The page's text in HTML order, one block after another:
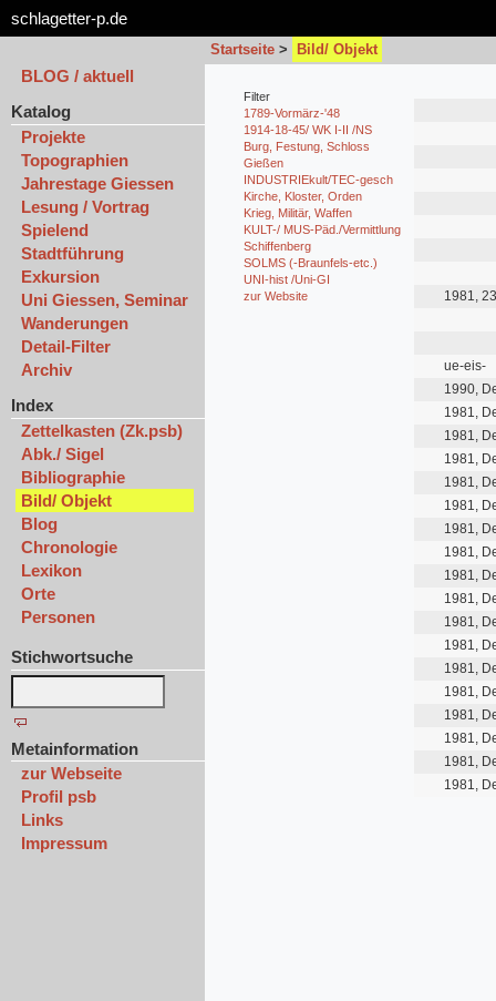
schlagetter-p.de
Startseite > Bild/ Objekt
BLOG / aktuell
Katalog
Projekte
Topographien
Jahrestage Giessen
Lesung / Vortrag
Spielend
Stadtführung
Exkursion
Uni Giessen, Seminar
Wanderungen
Detail-Filter
Archiv
Index
Zettelkasten (Zk.psb)
Abk./ Sigel
Bibliographie
Bild/ Objekt
Blog
Chronologie
Lexikon
Orte
Personen
Stichwortsuche
Metainformation
zur Webseite
Profil psb
Links
Impressum
Filter
1789-Vormärz-'48
1914-18-45/ WK I-II /NS
Burg, Festung, Schloss
Gießen
INDUSTRIEkult/TEC-gesch
Kirche, Kloster, Orden
Krieg, Militär, Waffen
KULT-/ MUS-Päd./Vermittlung
Schiffenberg
SOLMS (-Braunfels-etc.)
UNI-hist /Uni-GI
zur Website
1981,
ue-eis-
1990,
1981,
1981,
1981,
1981,
1981,
1981,
1981,
1981,
1981,
1981,
1981,
1981,
1981,
1981,
1981,
1981,
1981,